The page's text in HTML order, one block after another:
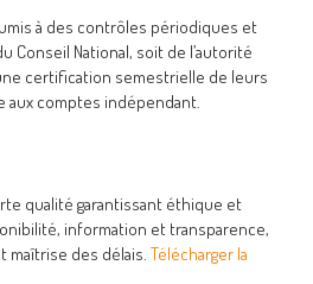
à des contrôles périodiques et
Conseil National, soit de l’autorité
certification semestrielle de leurs
aux comptes indépendant.
qualité garantissant éthique et
information et transparence,
des délais. Télécharger la